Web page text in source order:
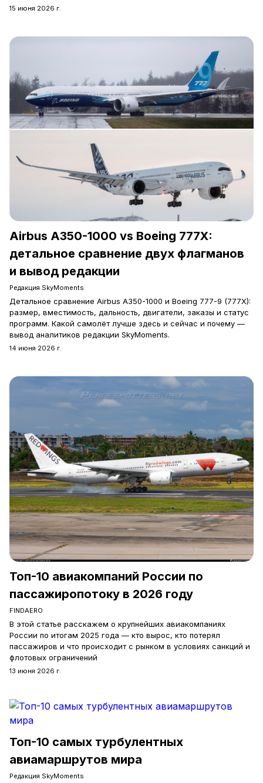
15 июня 2026 г.
Airbus A350-1000 vs Boeing 777X:
детальное сравнение двух флагманов
и вывод редакции
Редакция SkyMoments
Детальное сравнение Airbus A350-1000 и Boeing 777-9 (777X):
размер, вместимость, дальность, двигатели, заказы и статус
программ. Какой самолёт лучше здесь и сейчас и почему —
вывод аналитиков редакции SkyMoments.
14 июня 2026 г.
Топ-10 авиакомпаний России по
пассажиропотоку в 2026 году
FINDAERO
В этой статье расскажем о крупнейших авиакомпаниях
России по итогам 2025 года — кто вырос, кто потерял
пассажиров и что происходит с рынком в условиях санкций и
флотовых ограничений
13 июня 2026 г.
Топ-10 самых турбулентных
авиамаршрутов мира
Редакция SkyMoments